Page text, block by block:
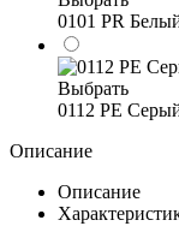
0101 PR
Выбрать
0112 PE
Описание
Описание